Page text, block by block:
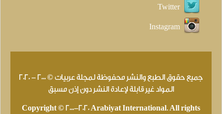
Twitter
Instagram
جميع حقوق الطبع والنشر محفوظة لمجلة عربيات © 2000 - 2020
المواد غير قابلة لإعادة النشر دون إذن مسبق
Copyright © 2000-2020 Arabiyat International. All rights